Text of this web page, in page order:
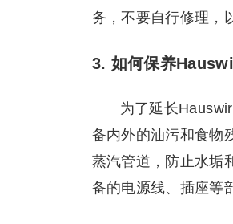
务，不要自行修理，
3. 如何保养
为了延长
备内外的油污和食物
蒸汽管道，防止水垢
备的电源线、插座等